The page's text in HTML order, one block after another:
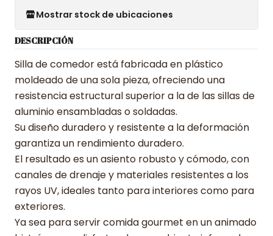
Mostrar stock de ubicaciones
DESCRIPCIÓN
Silla de comedor está fabricada en plástico
moldeado de una sola pieza, ofreciendo una
resistencia estructural superior a la de las sillas de
aluminio ensambladas o soldadas.
Su diseño duradero y resistente a la deformación
garantiza un rendimiento duradero.
El resultado es un asiento robusto y cómodo, con
canales de drenaje y materiales resistentes a los
rayos UV, ideales tanto para interiores como para
exteriores.
Ya sea para servir comida gourmet en un animado